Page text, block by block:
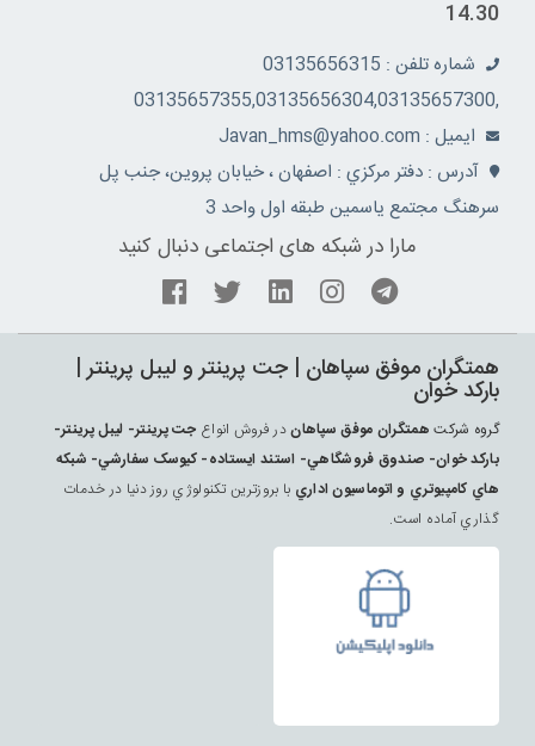
14.30
شماره تلفن : 03135656315
,03135657355,03135656304,03135657300
ايميل : Javan_hms@yahoo.com
آدرس : دفتر مرکزي : اصفهان ، خيابان پروين، جنب پل
سرهنگ مجتمع ياسمين طبقه اول واحد 3
مارا در شبکه های اجتماعی دنبال کنید
همتگران موفق سپاهان | جت پرينتر و ليبل پرينتر |
بارکد خوان
گروه شرکت همتگران موفق سپاهاندر فروش انواع جت پرينتر- ليبل پرينتر-
بارکد خوان- صندوق فروشگاهي- استند ايستاده- کيوسک سفارشي- شبکه
هاي کامپيوتري و اتوماسيون اداري با بروزترين تکنولوژي روز دنيا در خدمات
گذاري آماده است.